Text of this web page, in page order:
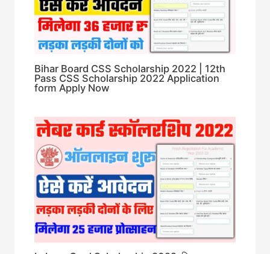
Bihar Board CSS Scholarship 2022 | 12th
Pass CSS Scholarship 2022 Application
form Apply Now